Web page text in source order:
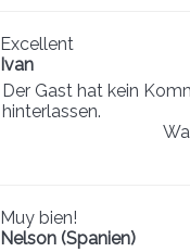
Excellent
Ivan
Der Gast hat kein
hinterlassen.
Muy bien!
Nelson (Spanien)